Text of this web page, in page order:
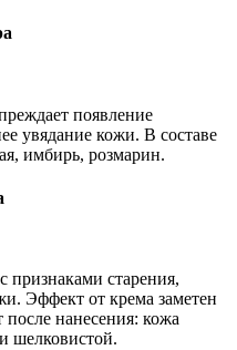
появление
увядание кожи. В составе
имбирь, розмарин.
признаками старения,
Эффект от крема заметен
после нанесения: кожа
шелковистой.